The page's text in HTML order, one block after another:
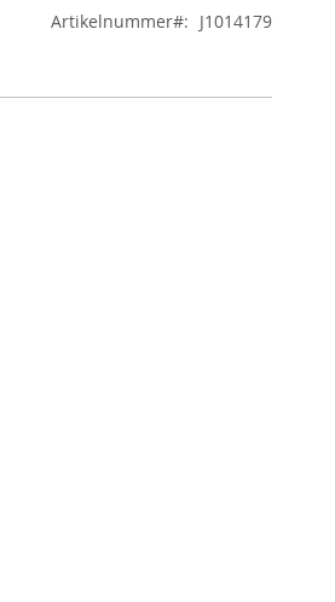
Artikelnummer J1014179